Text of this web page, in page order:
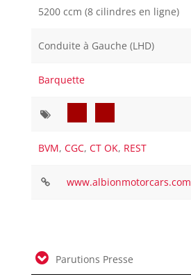
5200 ccm (8 cilindres en ligne)
Conduite à Gauche (LHD)
Barquette
BVM,CGC,CT OK, REST
www.albionmotorcars.com
Parutions Presse